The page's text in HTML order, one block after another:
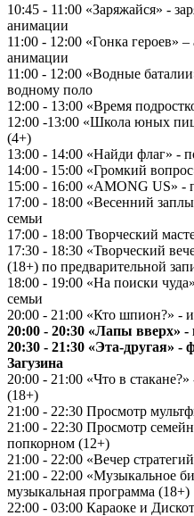
10:45 - 11:00 «Заряжайся» -
анимации
11:00 - 12:00 «Гонка героев»
анимации
11:00 - 12:00 «Водные
водному поло
12:00 - 13:00 «Время
12:00 -13:00 «Школа юных
(4+)
13:00 - 14:00 «Найди флаг» -
14:00 - 15:00 «Громкий
15:00 - 16:00 «AMONG US» -
17:00 - 18:00 «Весенний
семьи
17:00 - 18:00 Творческий
17:30 - 18:30 «Творческий
(18+) по предварительной
18:00 - 19:00 «На поиски
семьи
20:00 - 21:00 «Кто шпион?» -
20:00 - 20:30 «Лапы вверх» -
20:30 - 21:30 «Эта-другая» -
Загузина
20:00 - 21:00 «Что в
(18+)
21:00 - 22:30 Просмотр
21:00 - 22:30 Просмотр
попкорном (12+)
21:00 - 22:00 «Вечер
21:00 - 22:00 «Музыкальное
музыкальная программа (18+)
22:00 - 03:00 Караоке и